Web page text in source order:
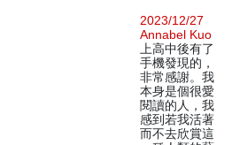
2023/12/27
Annabel Kuo
上高中後有了
手機發現的，
非常感謝。我
本身是個很愛
閱讀的人，我
感到若我活著
而不去欣賞這